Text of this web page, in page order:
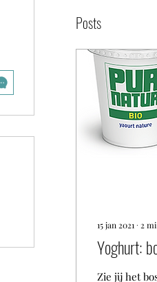
Posts
15 jan 2021 ∙ 2
Yoghurt:
Zie jij het